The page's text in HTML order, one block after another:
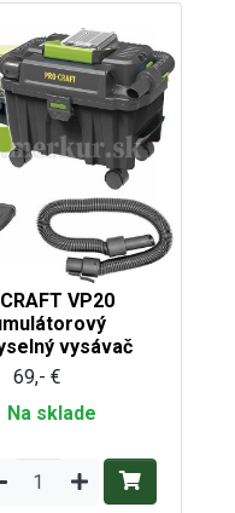
VP20
vysávač
69,- €
Na sklade